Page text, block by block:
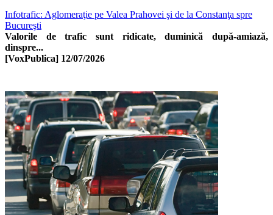
Infotrafic: Aglomeraţie pe Valea Prahovei şi de la Constanţa spre
Bucureşti
Valorile de trafic sunt ridicate, duminică după-amiază,
dinspre...
[VoxPublica] 12/07/2026